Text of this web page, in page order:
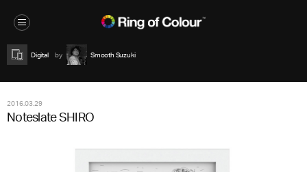
Digital Smooth Suzuki
2016.03.29
Noteslate SHIRO